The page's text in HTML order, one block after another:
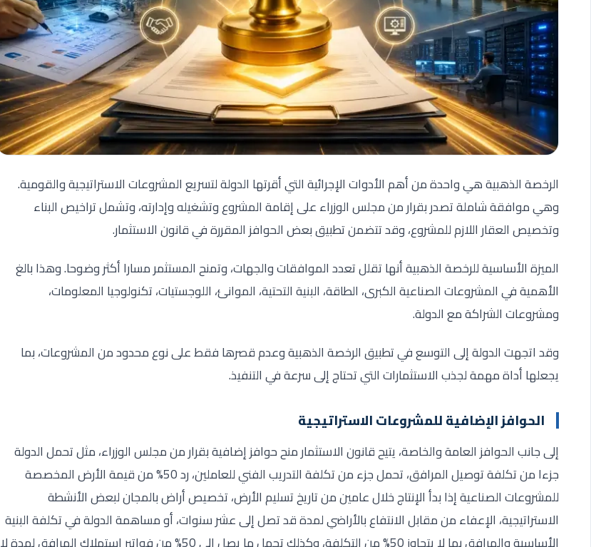
الرخصة الذهبية هي واحدة من أهم الأدوات الإجرائية التي أقرتها الدولة لتسريع المشروعات الاستراتيجية والقومية.
وهي موافقة شاملة تصدر بقرار من مجلس الوزراء على إقامة المشروع وتشغيله وإدارته، وتشمل تراخيص البناء
وتخصيص العقار اللازم للمشروع، وقد تتضمن تطبيق بعض الحوافز المقررة في قانون الاستثمار.
الميزة الأساسية للرخصة الذهبية أنها تقلل تعدد الموافقات والجهات، وتمنح المستثمر مسارا أكثر وضوحا. وهذا بالغ
الأهمية في المشروعات الصناعية الكبرى، الطاقة، البنية التحتية، الموانئ، اللوجستيات، تكنولوجيا المعلومات،
ومشروعات الشراكة مع الدولة.
وقد اتجهت الدولة إلى التوسع في تطبيق الرخصة الذهبية وعدم قصرها فقط على نوع محدود من المشروعات، بما
يجعلها أداة مهمة لجذب الاستثمارات التي تحتاج إلى سرعة في التنفيذ.
الحوافز الإضافية للمشروعات الاستراتيجية
إلى جانب الحوافز العامة والخاصة، يتيح قانون الاستثمار منح حوافز إضافية بقرار من مجلس الوزراء، مثل تحمل الدولة
جزءا من تكلفة توصيل المرافق، تحمل جزء من تكلفة التدريب الفني للعاملين، رد 50% من قيمة الأرض المخصصة
للمشروعات الصناعية إذا بدأ الإنتاج خلال عامين من تاريخ تسليم الأرض، تخصيص أراض بالمجان لبعض الأنشطة
الاستراتيجية، الإعفاء من مقابل الانتفاع بالأراضي لمدة قد تصل إلى عشر سنوات، أو مساهمة الدولة في تكلفة البنية
الأساسية والمرافق بما لا يتجاوز 50% من التكلفة، وكذلك تحمل ما يصل إلى 50% من فواتير استهلاك المرافق لمدة لا